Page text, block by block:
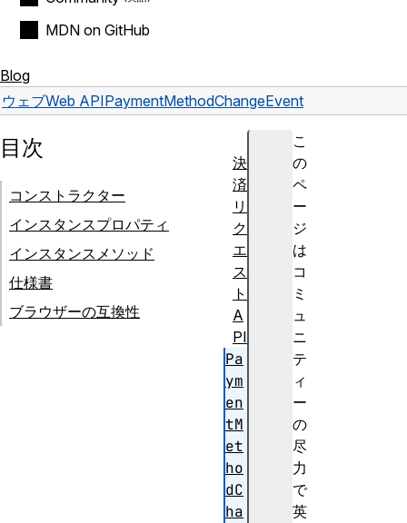
MDN on GitHub
Blog
ウェブWeb APIPaymentMethodChangeEvent
こ
の
ペ
ー
ジ
は
コ
ミ
ュ
ニ
テ
ィ
ー
の
尽
力
で
英
目次
コンストラクター
インスタンスプロパティ
インスタンスメソッド
仕様書
ブラウザーの互換性
決
済
リ
ク
エ
ス
ト
A
PI
Pa
ym
en
tM
et
ho
dC
ha